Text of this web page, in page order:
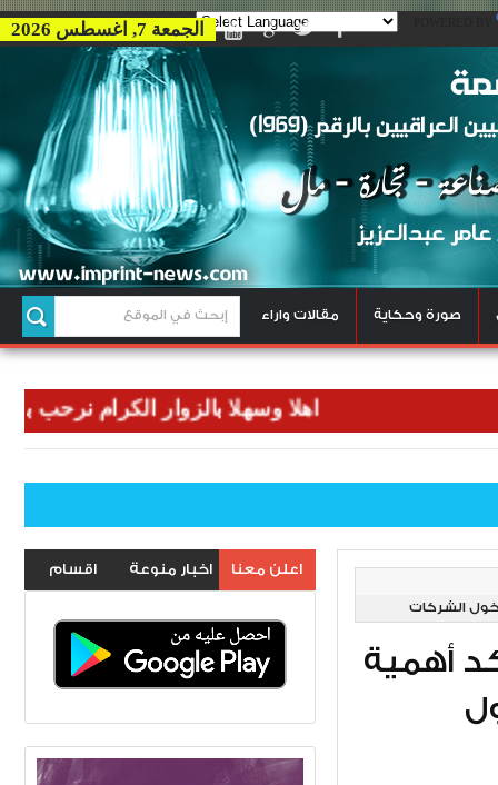
الجمعة 7, اغسطس 2026
صورة وحكاية مقالات واراء
اهلا وسهلا بالزوار الكرام نرحب بكم في
الشركات
أهمية
اعلن معنا اخبار منوعة
اقسام